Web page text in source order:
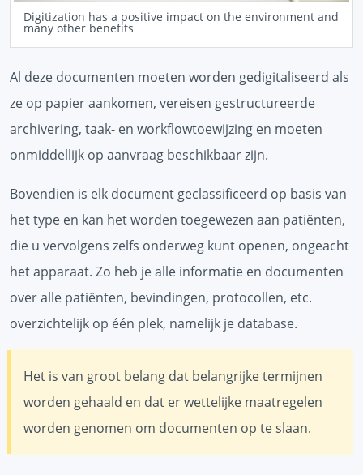
Digitization has a positive impact on the environment and
many other benefits
Al deze documenten moeten worden gedigitaliseerd als
ze op papier aankomen, vereisen gestructureerde
archivering, taak- en workflowtoewijzing en moeten
onmiddellijk op aanvraag beschikbaar zijn.
Bovendien is elk document geclassificeerd op basis van
het type en kan het worden toegewezen aan patiënten,
die u vervolgens zelfs onderweg kunt openen, ongeacht
het apparaat. Zo heb je alle informatie en documenten
over alle patiënten, bevindingen, protocollen, etc.
overzichtelijk op één plek, namelijk je database.
Het is van groot belang dat belangrijke termijnen
worden gehaald en dat er wettelijke maatregelen
worden genomen om documenten op te slaan.